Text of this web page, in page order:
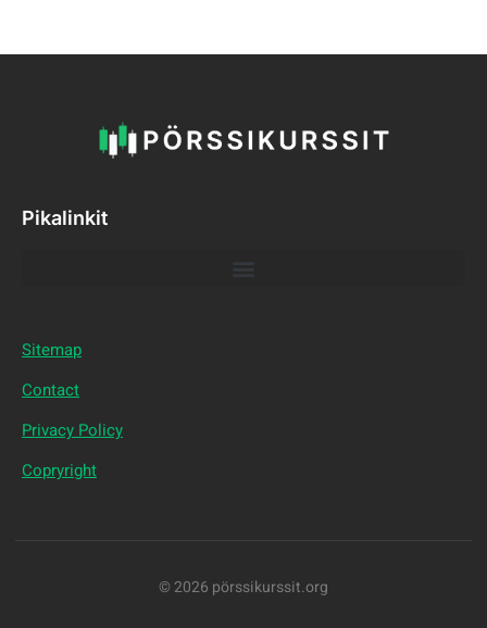
Pikalinkit
Sitemap
Contact
Privacy Policy
Copryright
© 2026 pörssikurssit.org